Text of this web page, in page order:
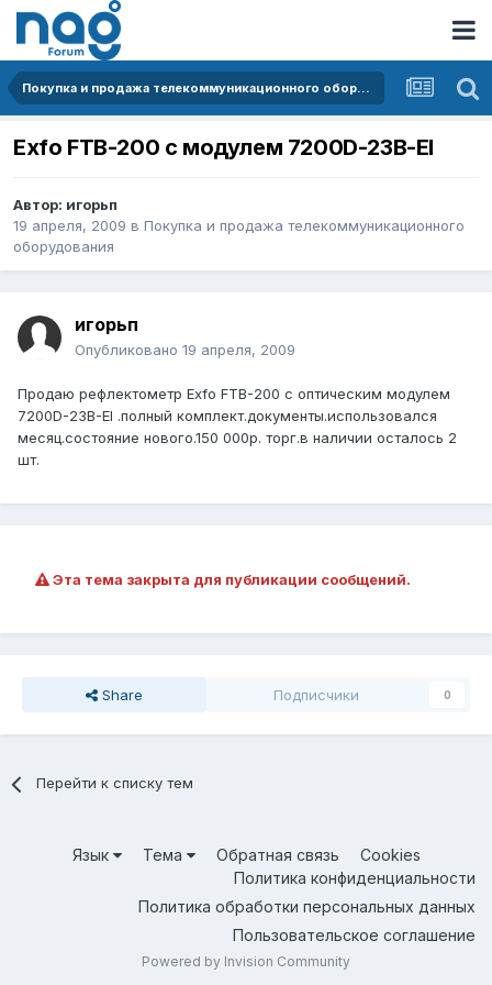
Покупка и продажа телекоммуникационного оборудования
Exfo FTB-200 с модулем 7200D-23B-EI
Автор: игорьп
19 апреля, 2009 в Покупка и продажа телекоммуникационного
оборудования
игорьп
Опубликовано 19 апреля, 2009
Продаю рефлектометр Exfo FTB-200 с оптическим модулем
7200D-23B-EI .полный комплект.документы.использовался
месяц.состояние нового.150 000р. торг.в наличии осталось 2
шт.
Эта тема закрыта для публикации сообщений.
Share Подписчики 0
Перейти к списку тем
Язык Тема Обратная связь
Cookies
Политика конфиденциальности
Политика обработки персональных данных
Пользовательское соглашение
Powered by Invision Community